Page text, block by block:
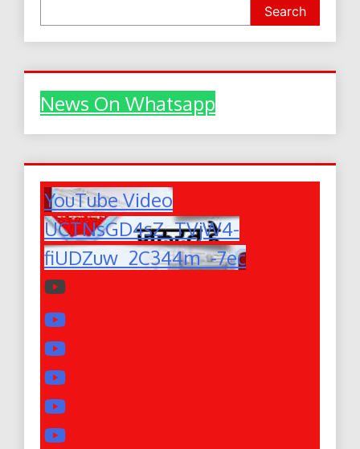
Search
News On Whatsapp
YouTube Video
UCTNsGD4sZ_TVjW4-
fiUDZuw_2C344m_-7ec